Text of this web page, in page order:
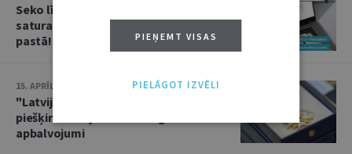
Seko līdzi "Latvijas Vēstneša"
saturam par Tavu pašvaldību e-
pastā!
15. APRĪLIS • 13:10
"Latvijas Vēstnesī": 29 personām
piešķirti Latvijas valsts augstākie
apbalvojumi
PIEŅEMT VISAS
PIELĀGOT IZVĒLI